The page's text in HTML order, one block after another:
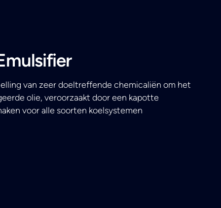
van zeer doeltreffende chemicaliën om het
olie, veroorzaakt door een kapotte
voor alle soorten koelsystemen